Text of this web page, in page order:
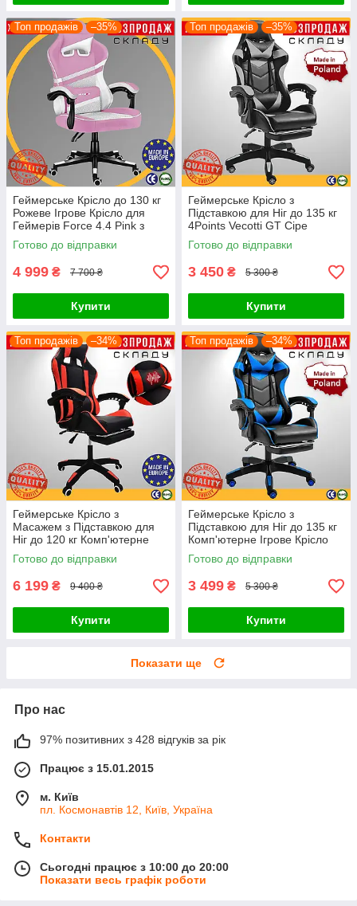
Топ продажів –35%
Геймерське Крісло до 130 кг
Рожеве Ігрове Крісло для
Геймерів Force 4.4 Pink з
Механізмом Softlex
Поворотне
Готово до відправки
4 999 ₴ 7 700 ₴
Купити
Топ продажів –35%
Геймерське Крісло з
Підставкою для Ніг до 135 кг
4Points Vecotti GT Сіре
Комп'ютерне Ігрове Крісло
для Геймера
Готово до відправки
3 450 ₴ 5 300 ₴
Купити
Топ продажів –34%
Геймерське Крісло з
Масажем з Підставкою для
Ніг до 120 кг Комп'ютерне
Ігрове Крісло для Геймера
Kontrast Viper Чорне з
Готово до відправки
6 199 ₴ 9 400 ₴
Купити
Топ продажів –34%
Геймерське Крісло з
Підставкою для Ніг до 135 кг
Комп'ютерне Ігрове Крісло
для Геймера з Подушками
4Points Vecotti GT Сине
Готово до відправки
3 499 ₴ 5 300 ₴
Купити
Показати ще
Про нас
97% позитивних з 428 відгуків за рік
Працює з 15.01.2015
м. Київ
пл. Космонавтів 12, Київ, Україна
Контакти
Сьогодні працює з 10:00 до 20:00
Показати весь графік роботи